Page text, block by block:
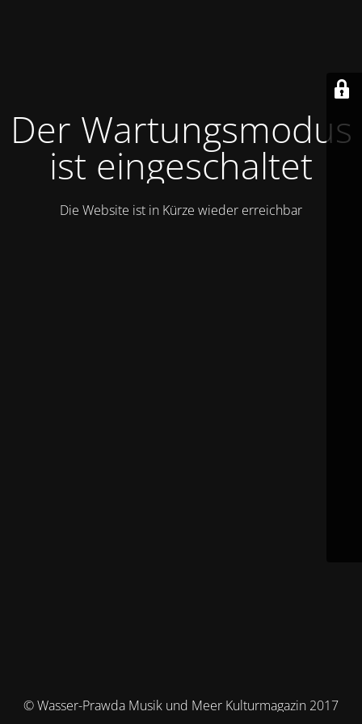
Der Wartungsmodus
ist eingeschaltet
Die Website ist in Kürze wieder erreichbar
© Wasser-Prawda Musik und Meer Kulturmagazin 2017